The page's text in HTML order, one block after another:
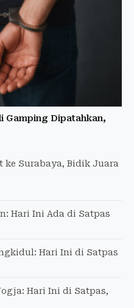
Gamping Dipatahkan,
ke Surabaya, Bidik Juara
Hari Ini Ada di Satpas
Hari Ini di Satpas
Hari Ini di Satpas,